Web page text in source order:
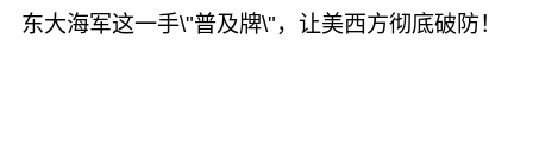
东大海军这一手\"普及牌\"，让美西方彻底破防！